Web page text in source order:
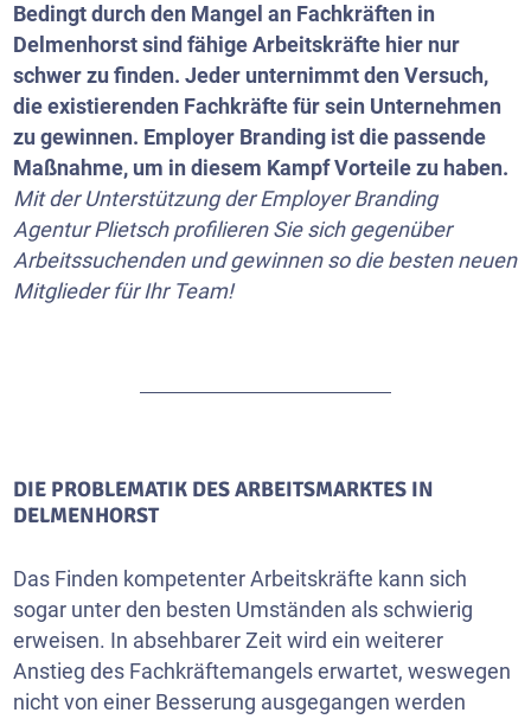
Bedingt durch den Mangel an Fachkräften in
Delmenhorst sind fähige Arbeitskräfte hier nur
schwer zu finden. Jeder unternimmt den Versuch,
die existierenden Fachkräfte für sein Unternehmen
zu gewinnen. Employer Branding ist die passende
Maßnahme, um in diesem Kampf Vorteile zu haben.
Mit der Unterstützung der Employer Branding
Agentur Plietsch profilieren Sie sich gegenüber
Arbeitssuchenden und gewinnen so die besten neuen
Mitglieder für Ihr Team!
DIE PROBLEMATIK DES ARBEITSMARKTES IN
DELMENHORST
Das Finden kompetenter Arbeitskräfte kann sich
sogar unter den besten Umständen als schwierig
erweisen. In absehbarer Zeit wird ein weiterer
Anstieg des Fachkräftemangels erwartet, weswegen
nicht von einer Besserung ausgegangen werden